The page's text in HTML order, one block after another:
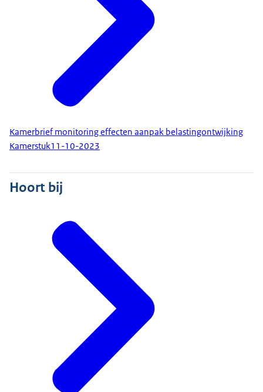
Kamerbrief monitoring effecten aanpak belastingontwijking
Kamerstuk11-10-2023
Hoort bij